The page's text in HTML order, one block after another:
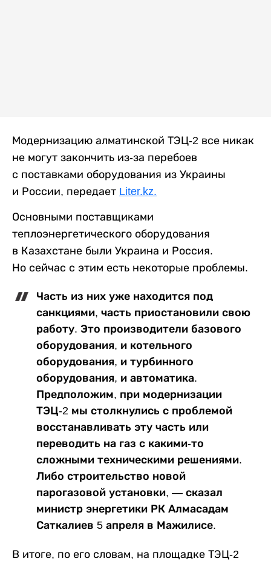
Модернизацию алматинской ТЭЦ-2 все никак
не могут закончить из-за перебоев
с поставками оборудования из Украины
и России, передает Liter.kz.
Основными поставщиками
теплоэнергетического оборудования
в Казахстане были Украина и Россия.
Но сейчас с этим есть некоторые проблемы.
Часть из них уже находится под
санкциями, часть приостановили свою
работу. Это производители базового
оборудования, и котельного
оборудования, и турбинного
оборудования, и автоматика.
Предположим, при модернизации
ТЭЦ-2 мы столкнулись с проблемой
восстанавливать эту часть или
переводить на газ с какими-то
сложными техническими решениями.
Либо строительство новой
парогазовой установки, — сказал
министр энергетики РК Алмасадам
Саткалиев 5 апреля в Мажилисе.
В итоге, по его словам, на площадке ТЭЦ-2